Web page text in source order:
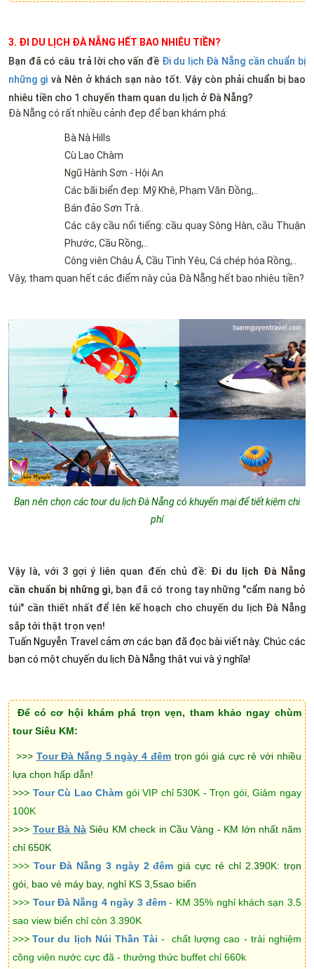
3. ĐI DU LỊCH ĐÀ NẴNG HẾT BAO NHIÊU TIỀN?
Bạn đã có câu trả lời cho vấn đề Đi du lịch Đà Nẵng cần chuẩn bị
những gì và Nên ở khách sạn nào tốt. Vậy còn phải chuẩn bị bao
nhiêu tiền cho 1 chuyến tham quan du lịch ở Đà Nẵng?
Đà Nẵng có rất nhiều cảnh đẹp để bạn khám phá:
Bà Nà Hills
Cù Lao Chàm
Ngũ Hành Sơn - Hội An
Các bãi biển đẹp: Mỹ Khê, Phạm Văn Đồng,..
Bán đảo Sơn Trà..
Các cây cầu nổi tiếng: cầu quay Sông Hàn, cầu Thuận
Phước, Cầu Rồng,..
Công viên Châu Á, Cầu Tình Yêu, Cá chép hóa Rồng,..
Vậy, tham quan hết các điểm này của Đà Nẵng hết bao nhiêu tiền?
Bạn nên chọn các tour du lịch Đà Nẵng có khuyến mại để tiết kiệm chi
phí
Vậy là, với 3 gợi ý liên quan đến chủ đề: Đi du lịch Đà Nẵng
cần chuẩn bị những gì, bạn đã có trong tay những "cẩm nang bỏ
túi" cần thiết nhất để lên kế hoạch cho chuyến du lịch Đà Nẵng
sắp tới thật trọn vẹn!
Tuấn Nguyễn Travel cảm ơn các bạn đã đọc bài viết này. Chúc các
bạn có một chuyến du lịch Đà Nẵng thật vui và ý nghĩa!
Để có cơ hội khám phá trọn vẹn, tham khảo ngay chùm
tour Siêu KM:
>>> Tour Đà Nẵng 5 ngày 4 đêmtrọn gói giá cực rẻ với nhiều
lựa chọn hấp dẫn!
>>> Tour Cù Lao Chàm gói VIP chỉ 530K - Trọn gói, Giảm ngay
100K
>>> Tour Bà NàSiêu KM check in Cầu Vàng - KM lớn nhất năm
chỉ 650K
>>>Tour Đà Nẵng 3 ngày 2 đêm giá cực rẻ chỉ 2.390K: trọn
gói, bao vé máy bay, nghỉ KS 3,5sao biển
>>> Tour Đà Nẵng 4 ngày 3 đêm - KM 35% nghỉ khách sạn 3.5
sao view biển chỉ còn 3.390K
>>> Tour du lịch Núi Thần Tài - chất lượng cao - trải nghiệm
công viên nước cực đã - thưởng thức buffet chỉ 660k